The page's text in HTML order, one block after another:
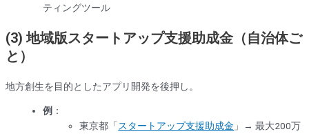
ティングツール
(3) 地域版スタートアップ支援助成金（自治体ご
と）
地方創生を目的としたアプリ開発を後押し。
例 ：
東京都「 スタートアップ支援助成金 」→ 最大200万